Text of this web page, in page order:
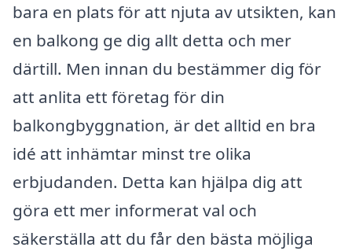
bara en plats för att njuta av utsikten, kan
en balkong ge dig allt detta och mer
därtill. Men innan du bestämmer dig för
att anlita ett företag för din
balkongbyggnation, är det alltid en bra
idé att inhämtar minst tre olika
erbjudanden. Detta kan hjälpa dig att
göra ett mer informerat val och
säkerställa att du får den bästa möjliga